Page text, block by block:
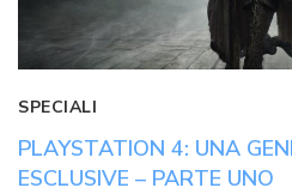
SPECIALI
PLAYSTATION 4: UNA
ESCLUSIVE – PARTE UNO